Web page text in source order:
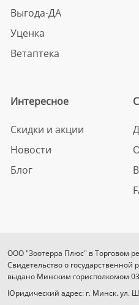
Выгода-ДА
Уценка
Ветаптека
Интересное
Скидки и акции
Новости
Блог
ООО "Зоотерра Плюс" в Торговом
Свидетельство о
выдано Минским горисполкомом
Юридический адрес: г. Минск. ул.